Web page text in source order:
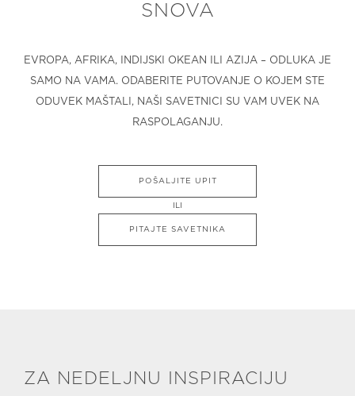
SNOVA
EVROPA, AFRIKA, INDIJSKI OKEAN ILI AZIJA – ODLUKA JE
SAMO NA VAMA. ODABERITE PUTOVANJE O KOJEM STE
ODUVEK MAŠTALI, NAŠI SAVETNICI SU VAM UVEK NA
RASPOLAGANJU.
POŠALJITE UPIT
ILI
PITAJTE SAVETNIKA
ZA NEDELJNU INSPIRACIJU